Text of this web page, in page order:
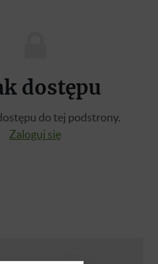
dostępu
do tej podstrony.
Zaloguj się